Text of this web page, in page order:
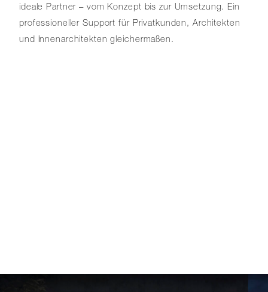
ideale Partner – vom Konzept bis zur Umsetzung. Ein
professioneller Support für Privatkunden, Architekten
und Innenarchitekten gleichermaßen.